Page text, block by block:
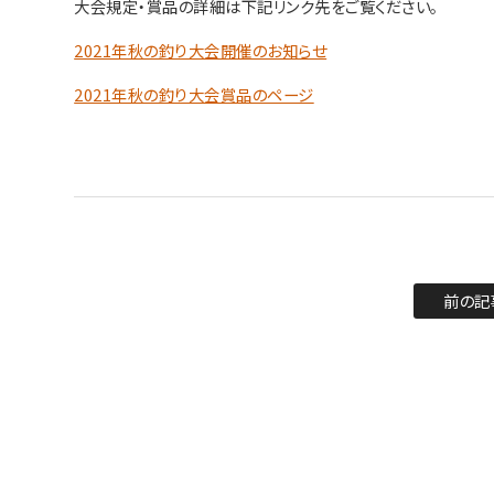
大会規定・賞品の詳細は下記リンク先をご覧ください。
2021年秋の釣り大会開催のお知らせ
2021年秋の釣り大会賞品のページ
前の